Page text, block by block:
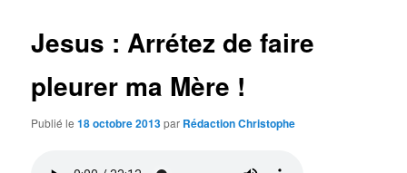
Jesus : Arrétez de faire
pleurer ma Mère !
Publié le18 octobre 2013par Rédaction Christophe